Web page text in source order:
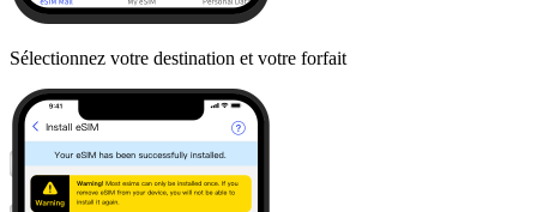
Sélectionnez votre destination et votre forfait